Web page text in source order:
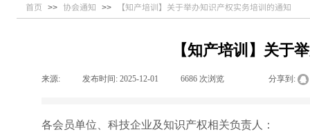
首页 >> 协会通知 >> 【知产培训】关于举办知识产权实务培训的通知
【知产培训】关于
来源: 发布时间: 2025-12-01 6686 次浏览 分享到:
各会员单位、科技企业及知识产权相关负责人：